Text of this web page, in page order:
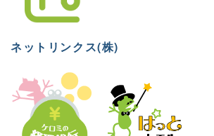
ネットリンクス(株)